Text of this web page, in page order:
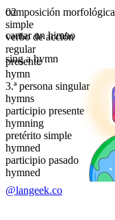
composición morfológica
simple
verbo de acción
regular
presente
hymn
3.ª persona singular
hymns
participio presente
hymning
pretérito simple
hymned
participio pasado
hymned
02
cantar un himno
sing a hymn
@langeek.co